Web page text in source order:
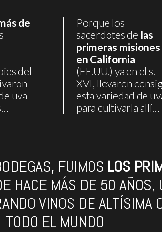
de
del
uva
Porque los
sacerdotes de las
primeras misiones
en California
(EE.UU.) ya en el s.
XVI, llevaron
esta variedad de
para cultivarla allí…
FUIMOS LOS
HACE MÁS DE 50 AÑOS,
VINOS DE ALTÍSIMA
TODO EL MUNDO